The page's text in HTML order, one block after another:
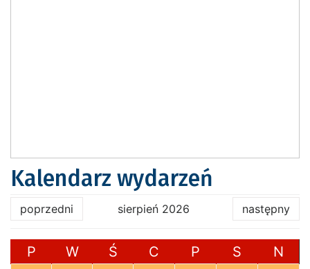
Kalendarz wydarzeń
poprzedni sierpień 2026 następny
P W Ś C P S N